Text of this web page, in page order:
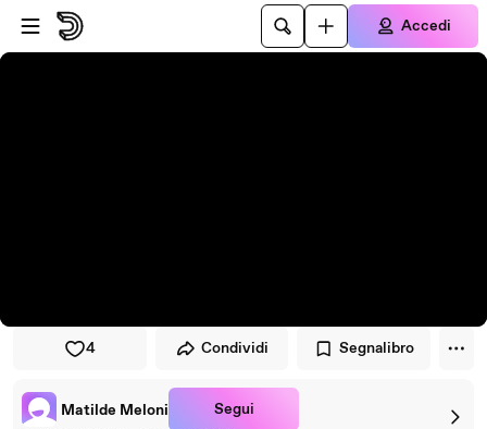
Vai al lettore
Passa al contenuto principale
Accedi
4 Condividi Segnalibro
Matilde Meloni Segui